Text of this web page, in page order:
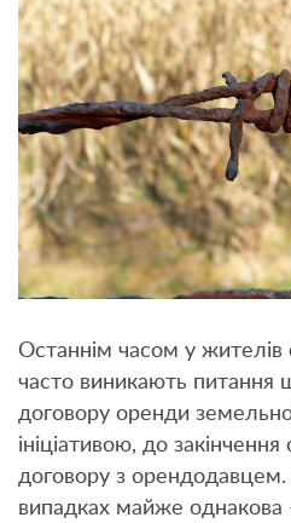
Останнім часом у жителів
часто виникають питання
договору оренди
ініціативою, до закінчення
договору з орендодавцем.
випадках майже однакова